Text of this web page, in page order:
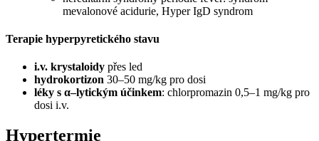
mevalonové acidurie, Hyper IgD syndrom
Terapie hyperpyretického stavu
i.v. krystaloidy přes led
hydrokortizon 30–50 mg/kg pro dosi
léky s α–lytickým účinkem: chlorpromazin 0,5–1 mg/kg pro
dosi i.v.
Hypertermie